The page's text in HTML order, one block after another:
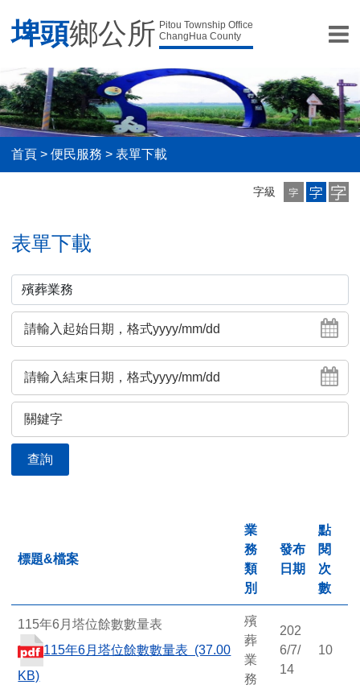
埤頭鄉公所 Pitou Township Office
ChangHua County
首頁 >便民服務 >表單下載
字級
小
字
中
字
大
字
表單下載
起
始
日
結
束
日
查詢
標題&檔案
業
務
類
別
發布
日期
點
閱
次
數
115年6月塔位餘數數量表
115年6月塔位餘數數量表 (37.00
KB)
殯
葬
業
務
202
6/7/
14
10